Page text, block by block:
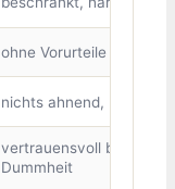
ohne Vorurteile
nichts ahnend, naiv
vertrauensvoll bis zur
Dummheit